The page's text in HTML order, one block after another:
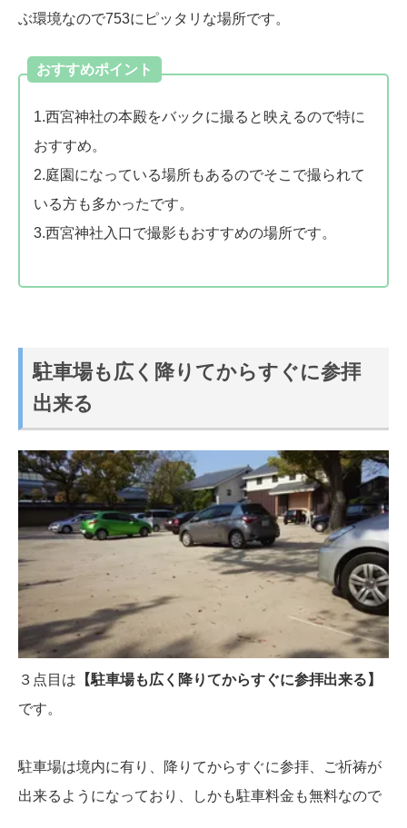
ぶ環境なので753にピッタリな場所です。
おすすめポイント
1.西宮神社の本殿をバックに撮ると映えるので特に
おすすめ。
2.庭園になっている場所もあるのでそこで撮られて
いる方も多かったです。
3.西宮神社入口で撮影もおすすめの場所です。
駐車場も広く降りてからすぐに参拝
出来る
３点目は 【駐車場も広く降りてからすぐに参拝出来る】
です。
駐車場は境内に有り、降りてからすぐに参拝、ご祈祷が
出来るようになっており、しかも駐車料金も無料なので